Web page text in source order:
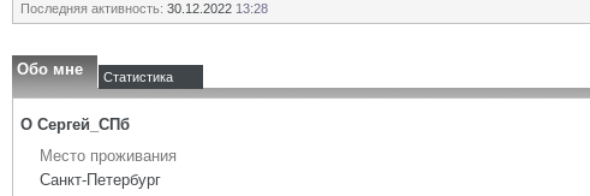
Последняя активность: 30.12.2022 13:28
Обо мне Статистика
О Сергей_СПб
Место проживания
Санкт-Петербург